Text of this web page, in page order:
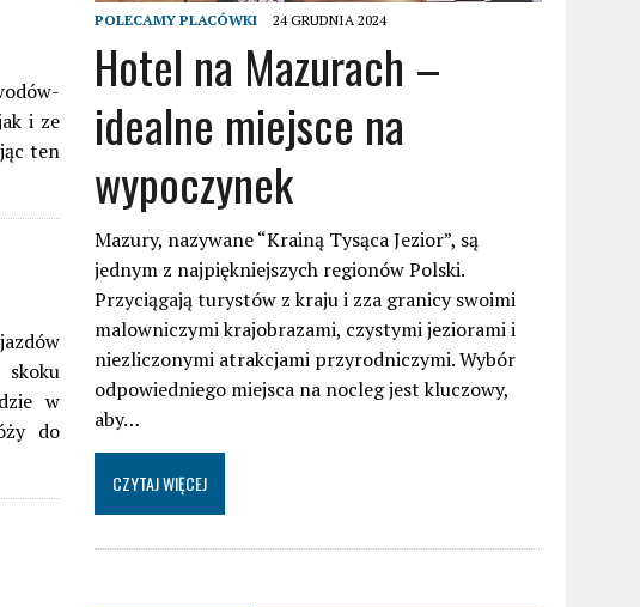
i ze
ten
w
do
POLECAMY PLACÓWKI 24 GRUDNIA 2024
Hotel na Mazurach –
idealne miejsce na
wypoczynek
Mazury, nazywane “Krainą Tysąca Jezior”, są
jednym z najpiękniejszych regionów Polski.
Przyciągają turystów z kraju i zza granicy swoimi
malowniczymi krajobrazami, czystymi jeziorami i
niezliczonymi atrakcjami przyrodniczymi. Wybór
odpowiedniego miejsca na nocleg jest kluczowy,
aby…
CZYTAJ WIĘCEJ